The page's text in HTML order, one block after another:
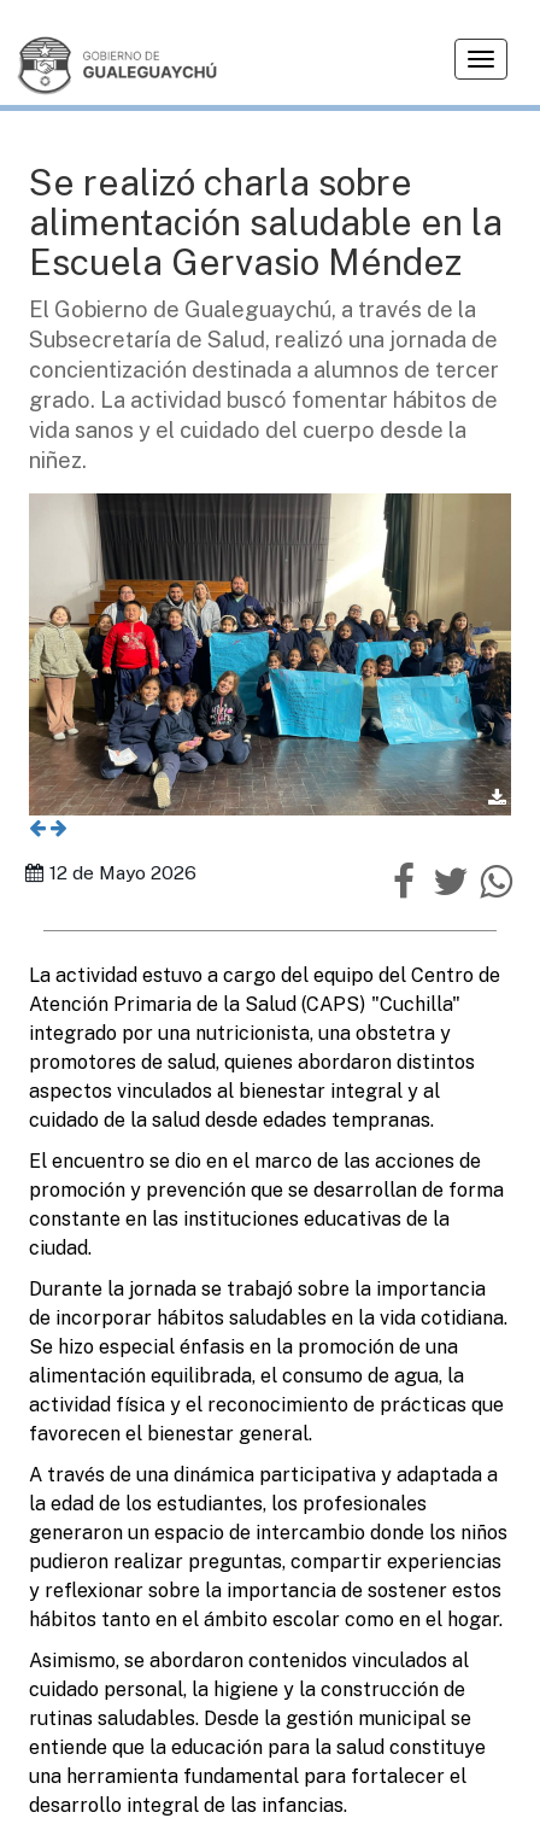
T
g
n
g
a
t
i
SALUD
Se realizó charla sobre
alimentación saludable en la
Escuela Gervasio Méndez
El Gobierno de Gualeguaychú, a través de la
Subsecretaría de Salud, realizó una jornada de
concientización destinada a alumnos de tercer
grado. La actividad buscó fomentar hábitos de
vida sanos y el cuidado del cuerpo desde la
niñez.
12 de Mayo 2026
La actividad estuvo a cargo del equipo del Centro de
Atención Primaria de la Salud (CAPS) "Cuchilla"
integrado por una nutricionista, una obstetra y
promotores de salud, quienes abordaron distintos
aspectos vinculados al bienestar integral y al
cuidado de la salud desde edades tempranas.
El encuentro se dio en el marco de las acciones de
promoción y prevención que se desarrollan de forma
constante en las instituciones educativas de la
ciudad.
Durante la jornada se trabajó sobre la importancia
de incorporar hábitos saludables en la vida cotidiana.
Se hizo especial énfasis en la promoción de una
alimentación equilibrada, el consumo de agua, la
actividad física y el reconocimiento de prácticas que
favorecen el bienestar general.
A través de una dinámica participativa y adaptada a
la edad de los estudiantes, los profesionales
generaron un espacio de intercambio donde los niños
pudieron realizar preguntas, compartir experiencias
y reflexionar sobre la importancia de sostener estos
hábitos tanto en el ámbito escolar como en el hogar.
Asimismo, se abordaron contenidos vinculados al
cuidado personal, la higiene y la construcción de
rutinas saludables. Desde la gestión municipal se
entiende que la educación para la salud constituye
una herramienta fundamental para fortalecer el
desarrollo integral de las infancias.